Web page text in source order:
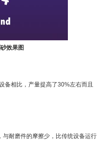
效果图
比，产量提高了30%左右而且
磨件的摩擦少，比传统设备运行